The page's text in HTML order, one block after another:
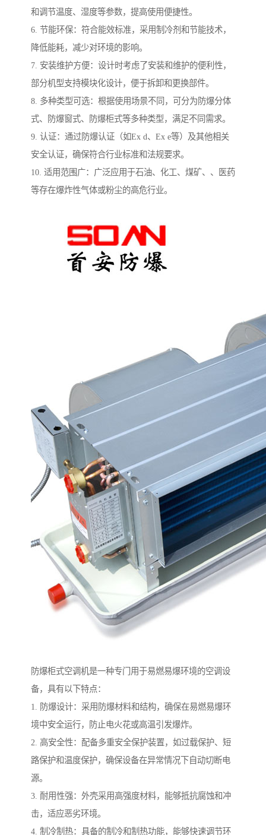
和调节温度、湿度等参数，提高使用便捷性。
6. 节能环保：符合能效标准，采用制冷剂和节能技术，
降低能耗，减少对环境的影响。
7. 安装维护方便：设计时考虑了安装和维护的便利性，
部分机型支持模块化设计，便于拆卸和更换部件。
8. 多种类型可选：根据使用场景不同，可分为防爆分体
式、防爆窗式、防爆柜式等多种类型，满足不同需求。
9. 认证：通过防爆认证（如Ex d、Ex e等）及其他相关
安全认证，确保符合行业标准和法规要求。
10. 适用范围广：广泛应用于石油、化工、煤矿、、医药
等存在爆炸性气体或粉尘的高危行业。
防爆柜式空调机是一种专门用于易燃易爆环境的空调设
备，具有以下特点：
1. 防爆设计：采用防爆材料和结构，确保在易燃易爆环
境中安全运行，防止电火花或高温引发爆炸。
2. 高安全性：配备多重安全保护装置，如过载保护、短
路保护和温度保护，确保设备在异常情况下自动切断电
源。
3. 耐用性强：外壳采用高强度材料，能够抵抗腐蚀和冲
击，适应恶劣环境。
4. 制冷制热：具备的制冷和制热功能，能够快速调节环